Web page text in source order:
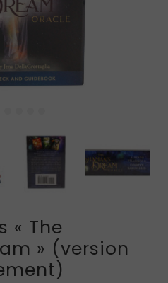
« The
» (version